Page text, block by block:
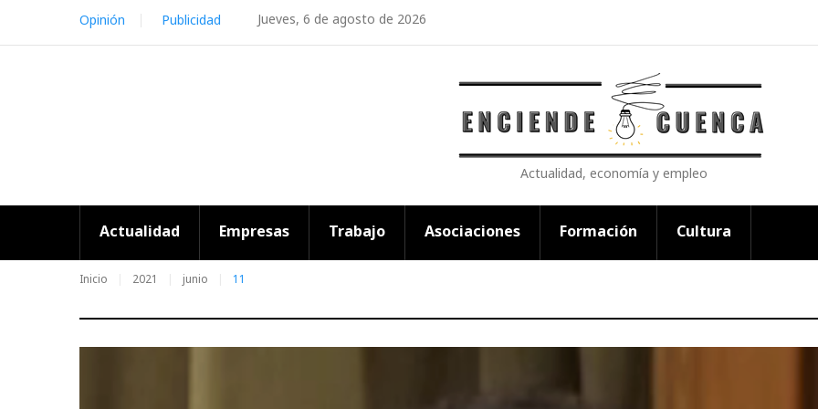
content
Jueves, 6 de agosto de 2026
Opinión Publicidad
Actualidad, economía y empleo
Actualidad Empresas Trabajo Asociaciones Formación Cultura
Inicio 2021 junio 11